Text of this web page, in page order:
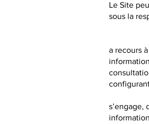
Le Site
sous la
a recours
s’engage,